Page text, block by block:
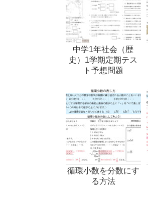
中学1年社会（歴
史）1学期定期テス
ト予想問題
循環小数を分数にす
る方法